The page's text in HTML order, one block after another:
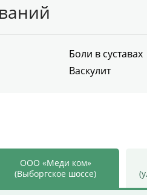
Боли в суставах
Васкулит
ООО «Меди ком»
(Выборгское шоссе)